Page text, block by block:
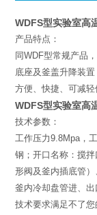
WDFS型实验室高
产品特点：
同WDF型常规产品
底座及釜盖升降装
方便、快捷、可减轻
WDFS型实验室高
技术参数：
工作压力9.8Mpa，
钢；开口名称：搅
形阀及釜内插底管）
釜内冷却盘管进、
技术要求满足不了您